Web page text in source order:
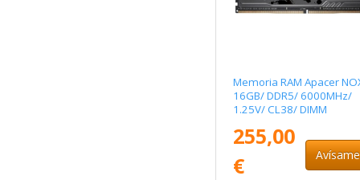
Memoria RAM Apacer
16GB/ DDR5/ 6000MHz/
1.25V/ CL38/ DIMM
255,00
€
Avísame